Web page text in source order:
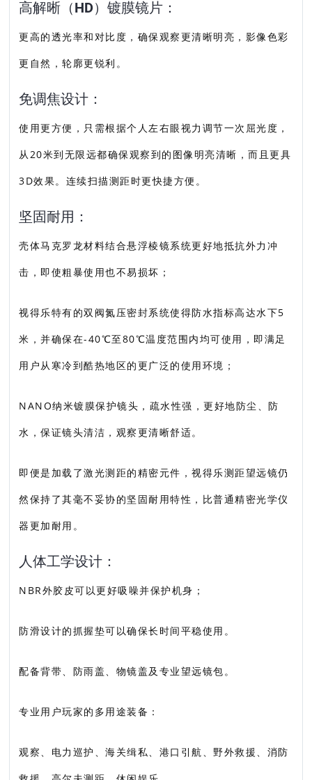
高解晰（HD）镀膜镜片：
更高的透光率和对比度，确保观察更清晰明亮，影像色彩
更自然，轮廓更锐利。
免调焦设计：
使用更方便，只需根据个人左右眼视力调节一次屈光度，
从20米到无限远都确保观察到的图像明亮清晰，而且更具
3D效果。连续扫描测距时更快捷方便。
坚固耐用：
壳体马克罗龙材料结合悬浮棱镜系统更好地抵抗外力冲
击，即使粗暴使用也不易损坏；
视得乐特有的双阀氮压密封系统使得防水指标高达水下5
米，并确保在-40℃至80℃温度范围内均可使用，即满足
用户从寒冷到酷热地区的更广泛的使用环境；
NANO纳米镀膜保护镜头，疏水性强，更好地防尘、防
水，保证镜头清洁，观察更清晰舒适。
即便是加载了激光测距的精密元件，视得乐测距望远镜仍
然保持了其毫不妥协的坚固耐用特性，比普通精密光学仪
器更加耐用。
人体工学设计：
NBR外胶皮可以更好吸噪并保护机身；
防滑设计的抓握垫可以确保长时间平稳使用。
配备背带、防雨盖、物镜盖及专业望远镜包。
专业用户玩家的多用途装备：
观察、电力巡护、海关缉私、港口引航、野外救援、消防